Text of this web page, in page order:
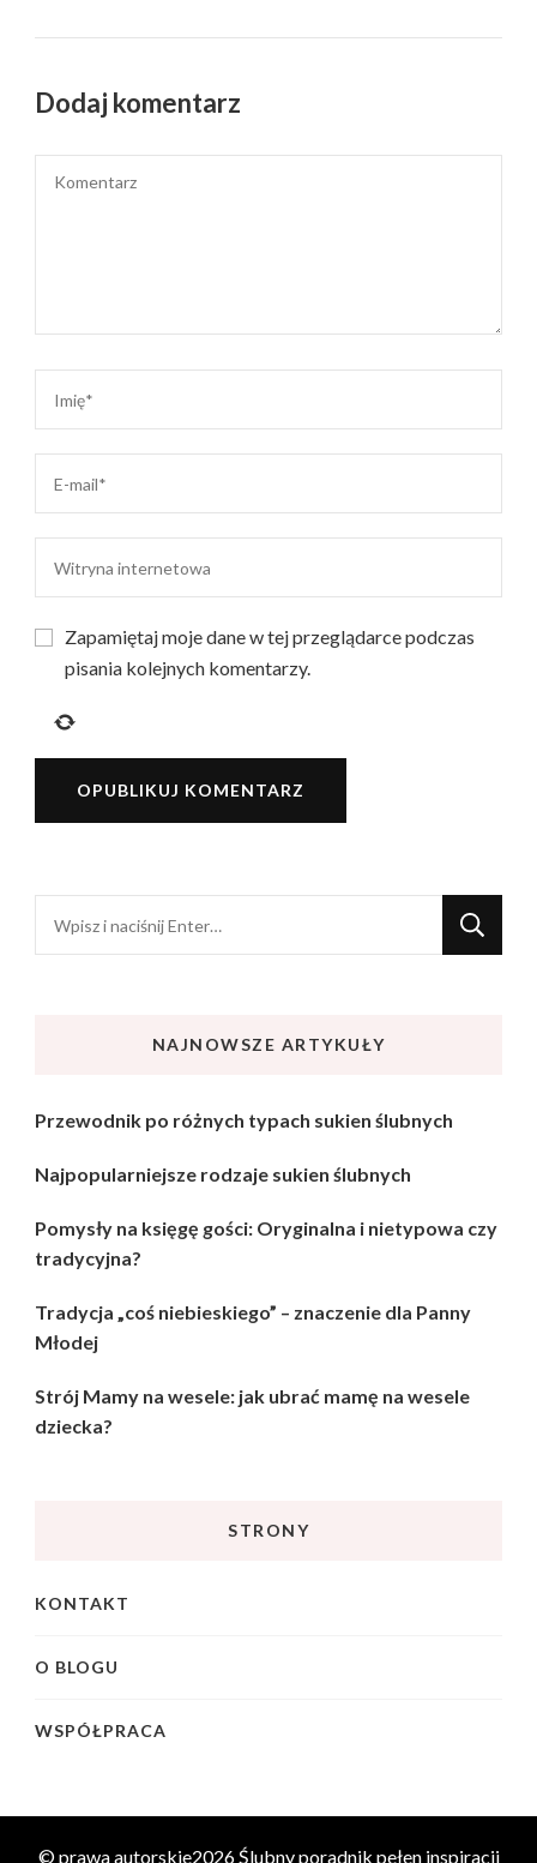
Dodaj komentarz
Zapamiętaj moje dane w tej przeglądarce podczas
pisania kolejnych komentarzy.
czegoś?
NAJNOWSZE ARTYKUŁY
Przewodnik po różnych typach sukien ślubnych
Najpopularniejsze rodzaje sukien ślubnych
Pomysły na księgę gości: Oryginalna i nietypowa czy
tradycyjna?
Tradycja „coś niebieskiego” – znaczenie dla Panny
Młodej
Strój Mamy na wesele: jak ubrać mamę na wesele
dziecka?
STRONY
KONTAKT
O BLOGU
WSPÓŁPRACA
© prawa autorskie2026Ślubny poradnik pełen inspiracji